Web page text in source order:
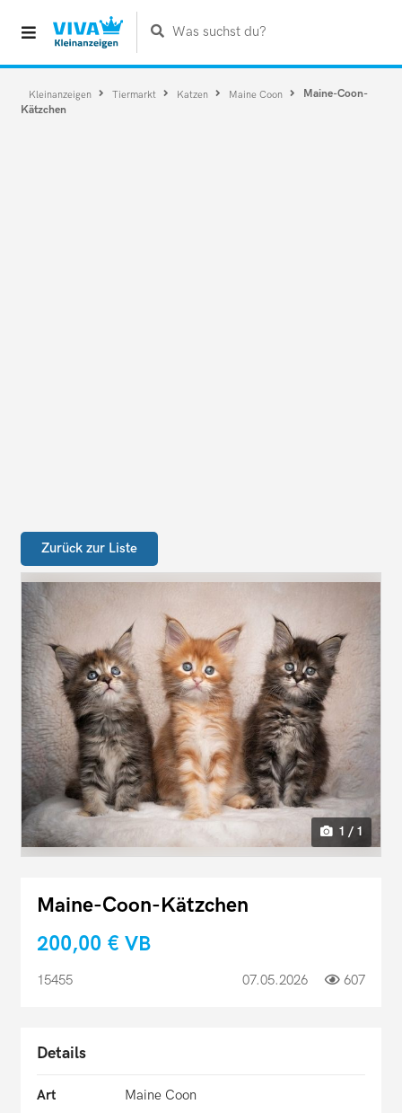
Was suchst du?
Kleinanzeigen Tiermarkt Katzen Maine Coon
Maine-Coon-
Kätzchen
Zurück zur Liste
1 / 1
Maine-Coon-Kätzchen
200,00 € VB
15455 07.05.2026 607
Details
Art
Maine Coon